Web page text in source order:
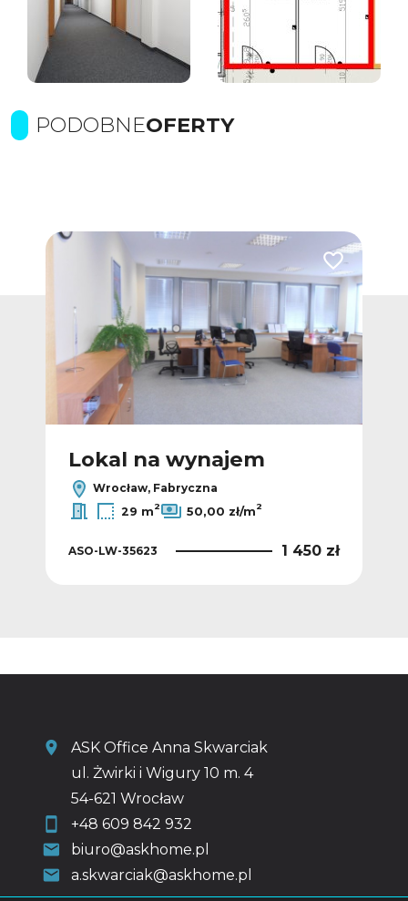
PODOBNEOFERTY
Dodaj do ulubionych Dodaj do
Lokal na wynajem
Wrocław, Fabryczna
29 m2 50,00 zł/m2
ASO-LW-35623 1 450 zł
ASK Office Anna Skwarciak
ul. Żwirki i Wigury 10 m. 4
54-621 Wrocław
+48 609 842 932
biuro@askhome.pl
a.skwarciak@askhome.pl